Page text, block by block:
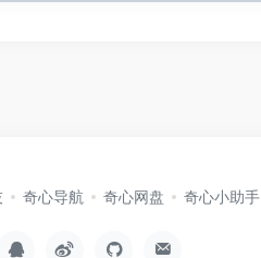
奇心导航 奇心网盘 奇心小助手